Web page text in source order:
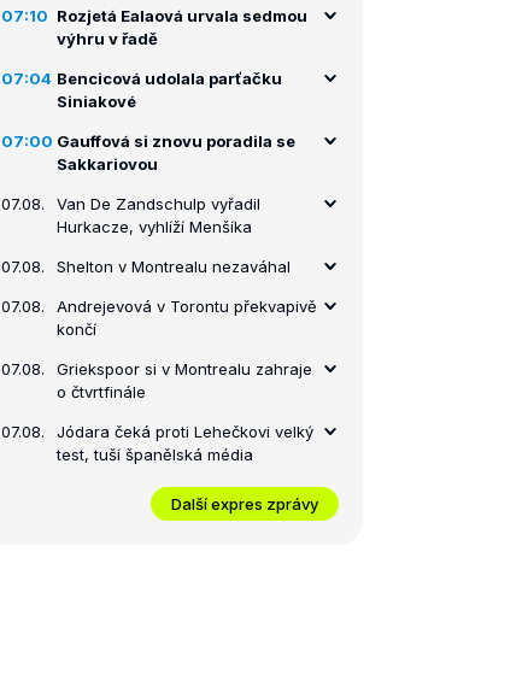
07:10 Rozjetá Ealaová urvala sedmou
výhru v řadě
07:04 Bencicová udolala parťačku
Siniakové
07:00 Gauffová si znovu poradila se
Sakkariovou
07.08.
Van De Zandschulp vyřadil
Hurkacze, vyhlíží Menšíka
07.08. Shelton v Montrealu nezaváhal
07.08.
Andrejevová v Torontu překvapivě
končí
07.08.
Griekspoor si v Montrealu zahraje
o čtvrtfinále
07.08.
Jódara čeká proti Lehečkovi velký
test, tuší španělská média
Další expres zprávy